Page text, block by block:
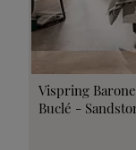
Vispring
Buclé -